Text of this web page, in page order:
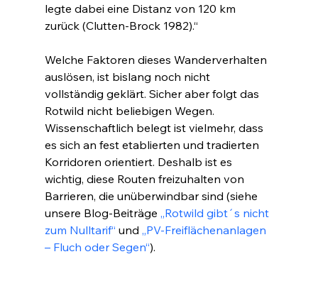
legte dabei eine Distanz von 120 km
zurück (Clutten-Brock 1982).“
Welche Faktoren dieses Wanderverhalten
auslösen, ist bislang noch nicht
vollständig geklärt. Sicher aber folgt das
Rotwild nicht beliebigen Wegen.
Wissenschaftlich belegt ist vielmehr, dass
es sich an fest etablierten und tradierten
Korridoren orientiert. Deshalb ist es
wichtig, diese Routen freizuhalten von
Barrieren, die unüberwindbar sind (siehe
unsere Blog-Beiträge „Rotwild gibt´s nicht
zum Nulltarif“ und „PV-Freiflächenanlagen
– Fluch oder Segen“).